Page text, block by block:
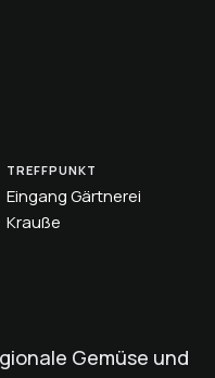
TREFFPUNKT
Eingang Gärtnerei
Krauße
Gemüse und